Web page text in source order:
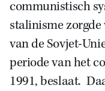
communistisch
stalinisme
van de Sovjet-
periode van het
1991, beslaat.